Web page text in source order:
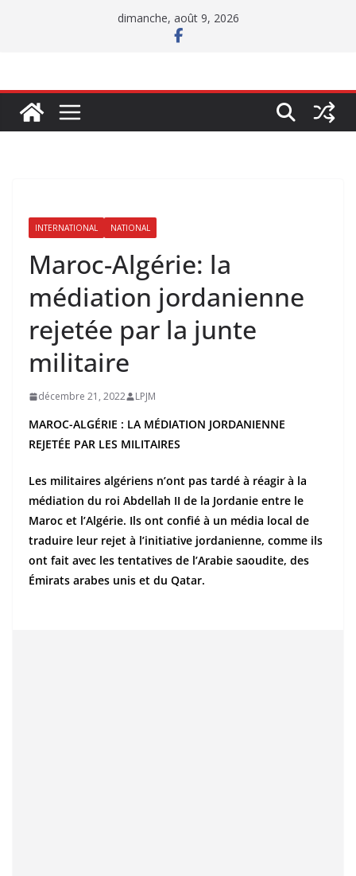
dimanche, août 9, 2026
INTERNATIONAL NATIONAL
Maroc-Algérie: la
médiation jordanienne
rejetée par la junte
militaire
décembre 21, 2022 LPJM
MAROC-ALGÉRIE : LA MÉDIATION JORDANIENNE
REJETÉE PAR LES MILITAIRES
Les militaires algériens n’ont pas tardé à réagir à la
médiation du roi Abdellah II de la Jordanie entre le
Maroc et l’Algérie. Ils ont confié à un média local de
traduire leur rejet à l’initiative jordanienne, comme ils
ont fait avec les tentatives de l’Arabie saoudite, des
Émirats arabes unis et du Qatar.